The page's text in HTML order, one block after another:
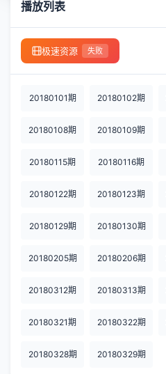
播放列表
极速资源 失败
20180101期 20180102期
20180108期 20180109期
20180115期 20180116期
20180122期 20180123期
20180129期 20180130期
20180205期 20180206期
20180312期 20180313期
20180321期 20180322期
20180328期 20180329期